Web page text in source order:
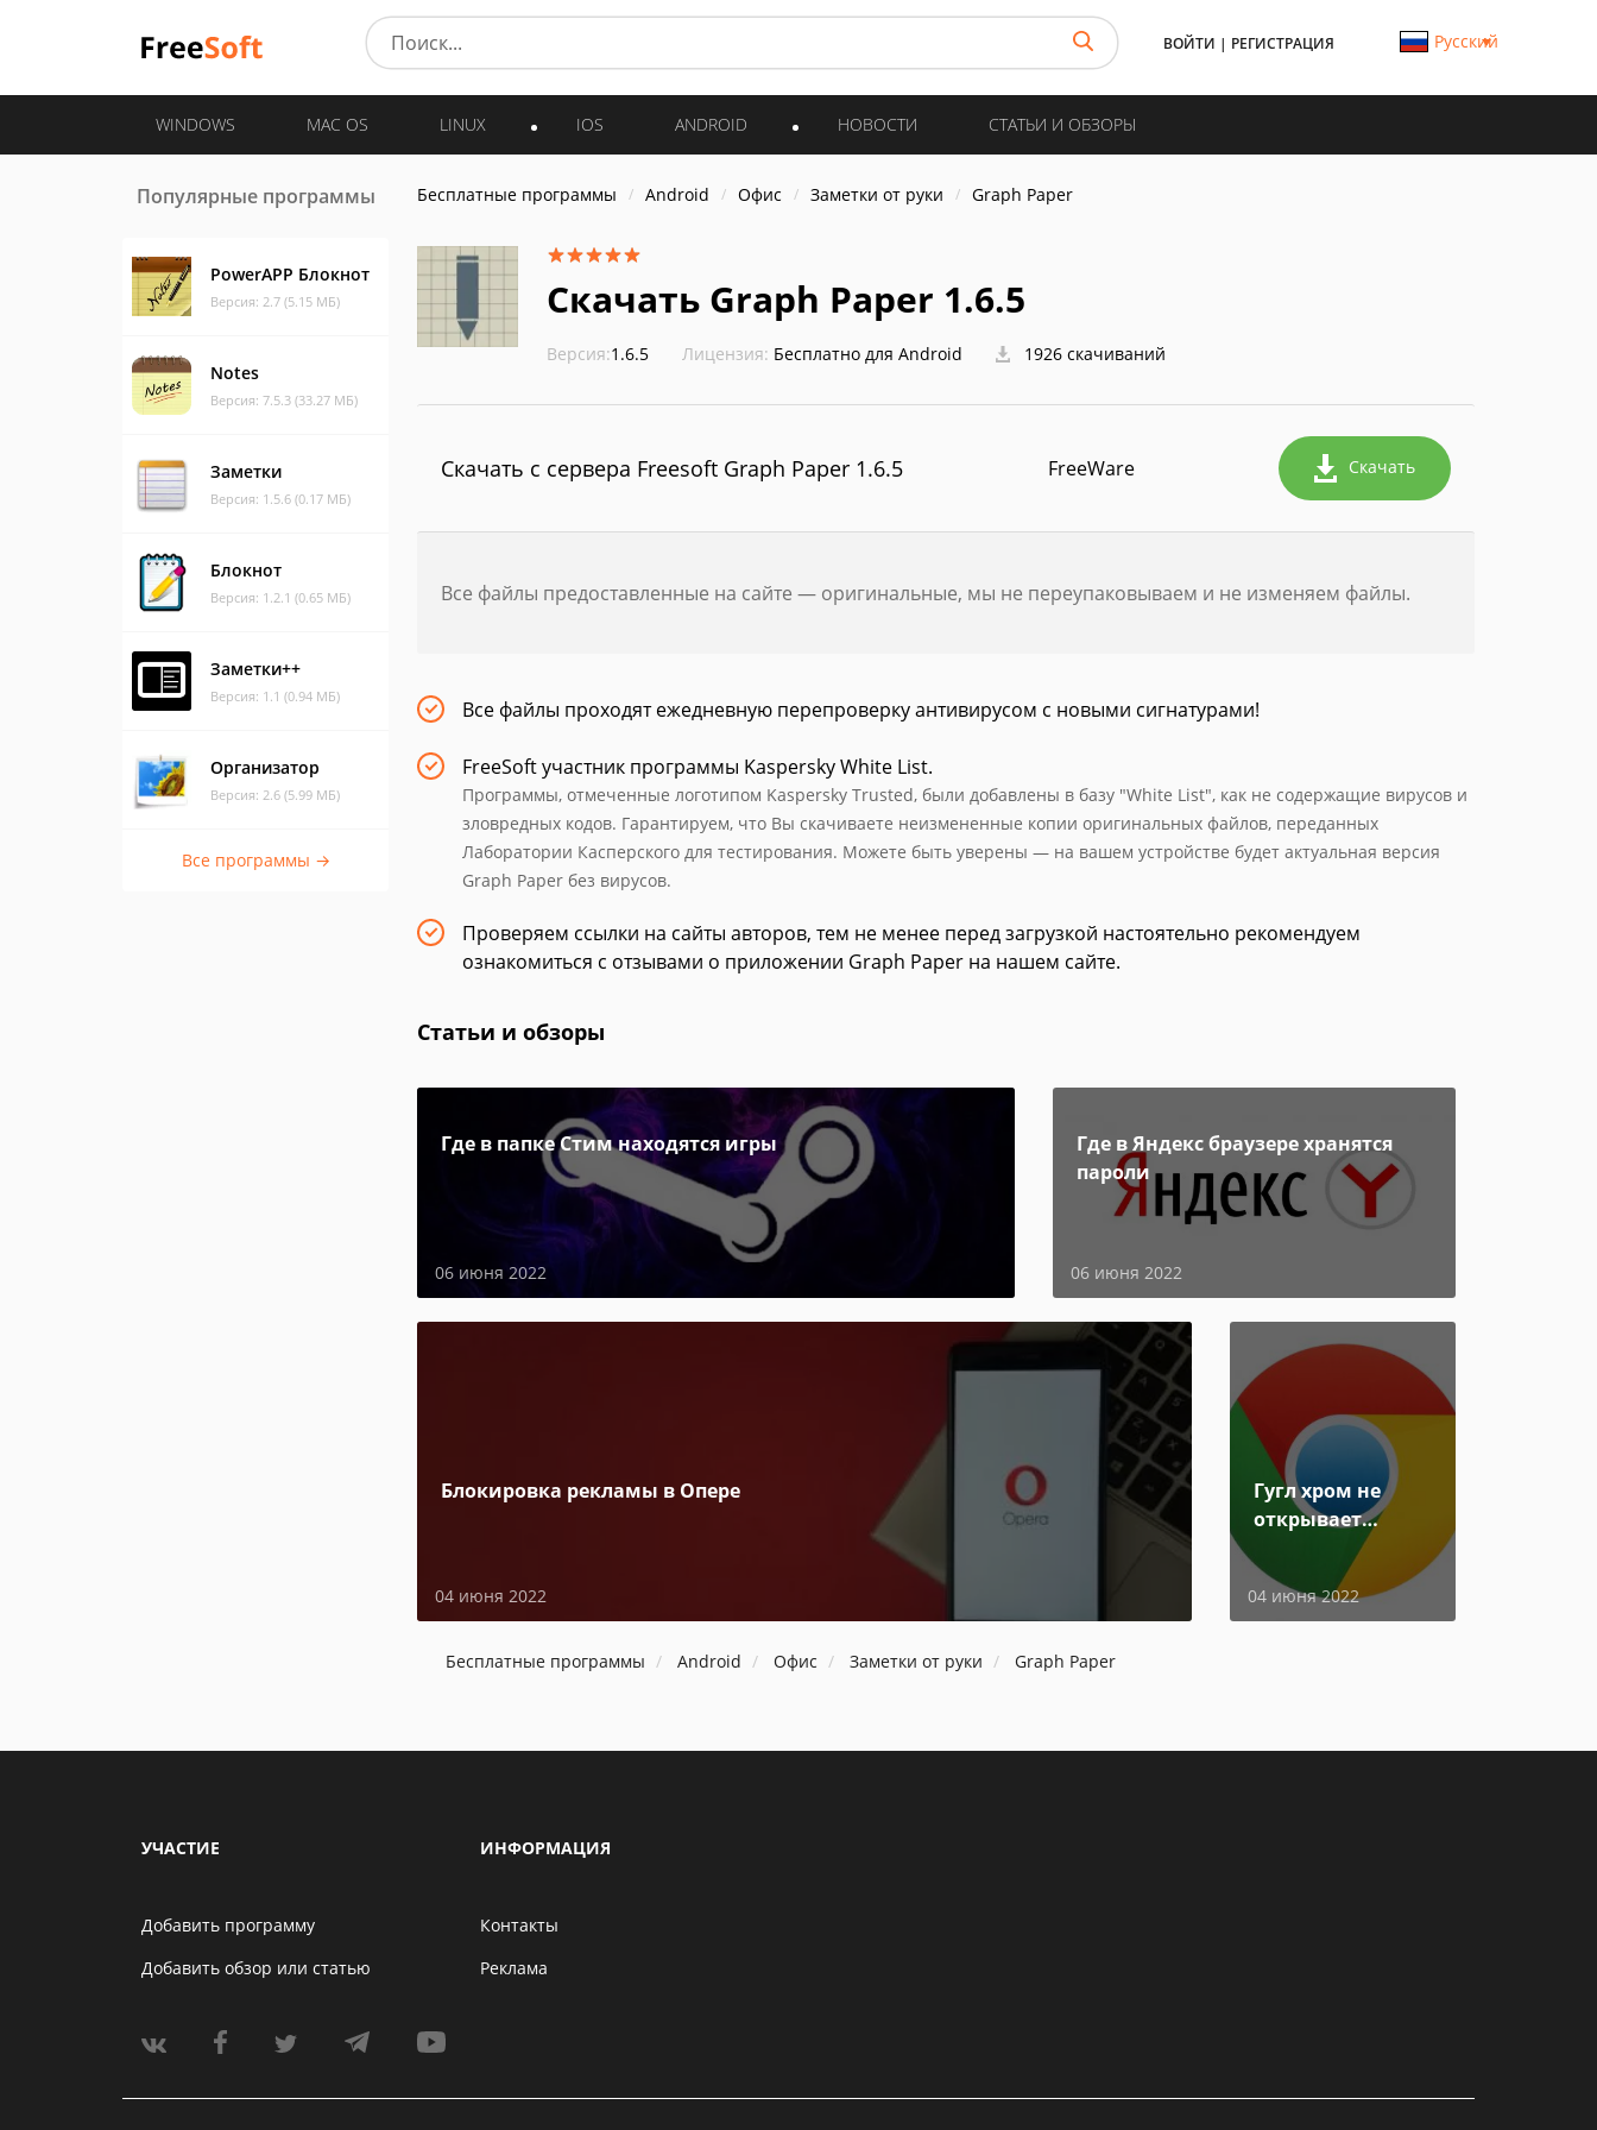
ВОЙТИ | РЕГИСТРАЦИЯ Русский
WINDOWS MAC OS LINUX IOS ANDROID НОВОСТИ СТАТЬИ И ОБЗОРЫ
Популярные программы
PowerAPP Блокнот
Версия: 2.7 (5.15 МБ)
Notes
Версия: 7.5.3 (33.27 МБ)
Заметки
Версия: 1.5.6 (0.17 МБ)
Блокнот
Версия: 1.2.1 (0.65 МБ)
Заметки++
Версия: 1.1 (0.94 МБ)
Организатор
Версия: 2.6 (5.99 МБ)
Все программы →
Бесплатные программы Android Офис Заметки от руки Graph Paper
Скачать Graph Paper 1.6.5
Версия:1.6.5 Лицензия: Бесплатно для Android 1926 скачиваний
Скачать с сервера Freesoft Graph Paper 1.6.5 FreeWare Скачать
Все файлы предоставленные на сайте — оригинальные, мы не переупаковываем и не изменяем файлы.
Все файлы проходят ежедневную перепроверку антивирусом с новыми сигнатурами!
FreeSoft участник программы Kaspersky White List.
Программы, отмеченные логотипом Kaspersky Trusted, были добавлены в базу "White List", как не содержащие вирусов и
зловредных кодов. Гарантируем, что Вы скачиваете неизмененные копии оригинальных файлов, переданных
Лаборатории Касперского для тестирования. Можете быть уверены — на вашем устройстве будет актуальная версия
Graph Paper без вирусов.
Проверяем ссылки на сайты авторов, тем не менее перед загрузкой настоятельно рекомендуем
ознакомиться с отзывами о приложении Graph Paper на нашем сайте.
Статьи и обзоры
Где в папке Стим находятся игры
06 июня 2022
Где в Яндекс браузере хранятся
пароли
06 июня 2022
Блокировка рекламы в Опере
04 июня 2022
Гугл хром не
открывает
04 июня 2022
Бесплатные программы Android Офис Заметки от руки Graph Paper
УЧАСТИЕ
Добавить программу
Добавить обзор или статью
ИНФОРМАЦИЯ
Контакты
Реклама